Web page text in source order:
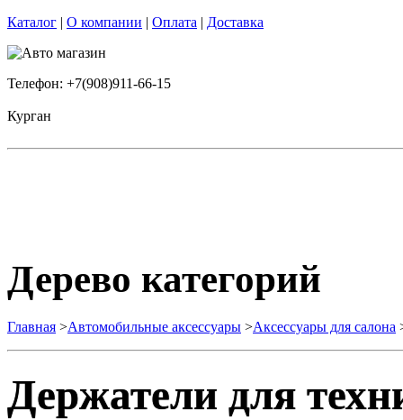
Каталог | О компании | Оплата | Доставка
Телефон: +7(908)911-66-15
Курган
Дерево категорий
Главная >Автомобильные аксессуары >Аксессуары для салона
Держатели для